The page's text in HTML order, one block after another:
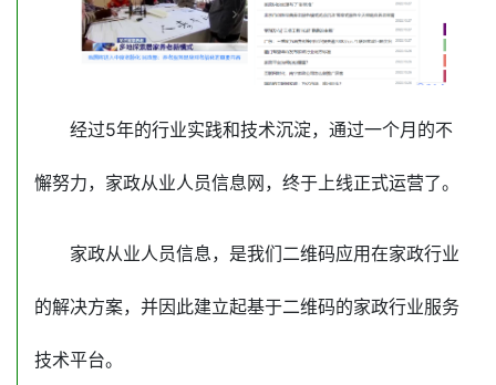
经过5年的行业实践和技术沉淀，通过一个月的不
懈努力，家政从业人员信息网，终于上线正式运营了。
家政从业人员信息，是我们二维码应用在家政行业
的解决方案，并因此建立起基于二维码的家政行业服务
技术平台。